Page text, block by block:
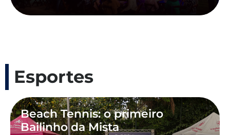
Esportes
Beach Tennis: o primeiro
Bailinho da Mista